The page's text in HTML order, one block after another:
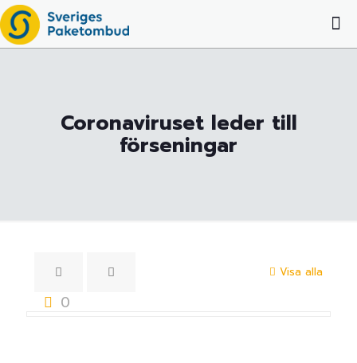
Coronaviruset leder till
förseningar
Visa alla
0